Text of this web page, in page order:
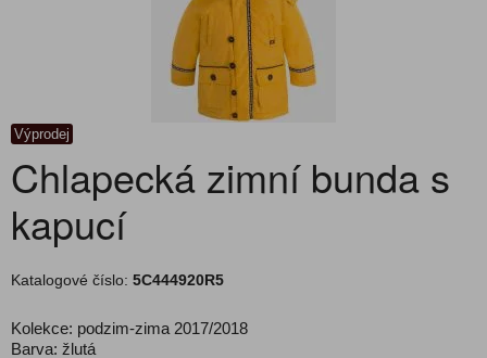
Výprodej
Chlapecká zimní bunda s
kapucí
Katalogové číslo: 5C444920R5
Kolekce: podzim-zima 2017/2018
Barva: žlutá